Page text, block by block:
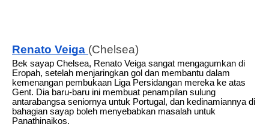
Renato Veiga (Chelsea)
Bek sayap Chelsea, Renato Veiga sangat mengagumkan di
Eropah, setelah menjaringkan gol dan membantu dalam
kemenangan pembukaan Liga Persidangan mereka ke atas
Gent. Dia baru-baru ini membuat penampilan sulung
antarabangsa seniornya untuk Portugal, dan kedinamiannya di
bahagian sayap boleh menyebabkan masalah untuk
Panathinaikos.